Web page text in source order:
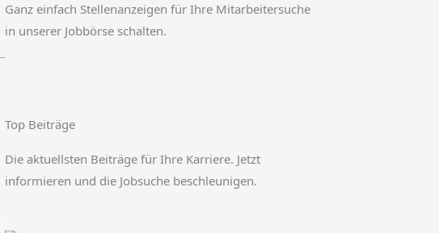
Ganz einfach Stellenanzeigen für Ihre Mitarbeitersuche
in unserer Jobbörse schalten.
Top Beiträge
Die aktuellsten Beiträge für Ihre Karriere. Jetzt
informieren und die Jobsuche beschleunigen.